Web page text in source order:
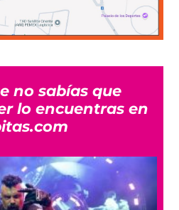
no sabías que
lo encuentras en